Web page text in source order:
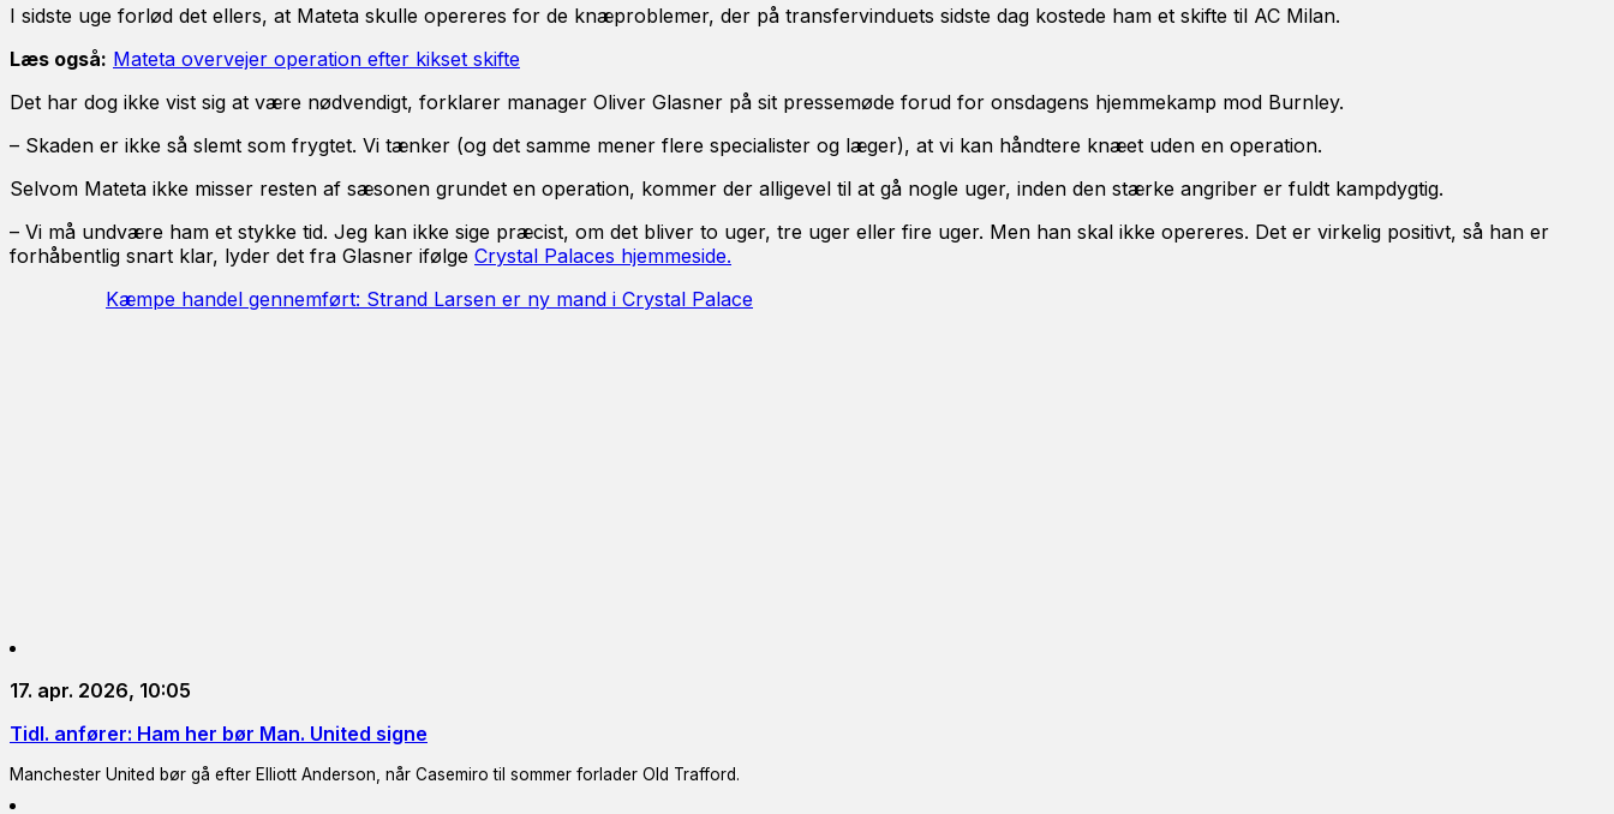
I sidste uge forlød det ellers, at Mateta skulle opereres for de knæproblemer, der på transfervinduets sidste dag kostede ham et skifte til AC Milan.
Læs også: Mateta overvejer operation efter kikset skifte
Det har dog ikke vist sig at være nødvendigt, forklarer manager Oliver Glasner på sit pressemøde forud for onsdagens hjemmekamp mod Burnley.
– Skaden er ikke så slemt som frygtet. Vi tænker (og det samme mener flere specialister og læger), at vi kan håndtere knæet uden en operation.
Selvom Mateta ikke misser resten af sæsonen grundet en operation, kommer der alligevel til at gå nogle uger, inden den stærke angriber er fuldt kampdygtig.
– Vi må undvære ham et stykke tid. Jeg kan ikke sige præcist, om det bliver to uger, tre uger eller fire uger. Men han skal ikke opereres. Det er virkelig positivt, så han er
forhåbentlig snart klar, lyder det fra Glasner ifølge Crystal Palaces hjemmeside.
Kæmpe handel gennemført: Strand Larsen er ny mand i Crystal Palace
17. apr. 2026, 10:05
Tidl. anfører: Ham her bør Man. United signe
Manchester United bør gå efter Elliott Anderson, når Casemiro til sommer forlader Old Trafford.